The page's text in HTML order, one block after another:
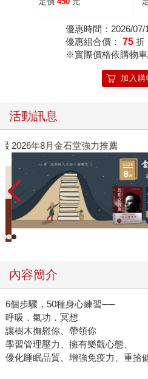
優惠時間：2026/07/
優惠組合價： 75 折
※實際價格依購物
加入購
活動訊息
2026年8月金石堂強力推薦
內容簡介
6個步驟，50種身心練習──
呼吸．氣功．冥想
讓樹木撫慰你、帶領你
學習管理壓力、擁有樂觀心態、
優化睡眠品質、增強免疫力、重拾